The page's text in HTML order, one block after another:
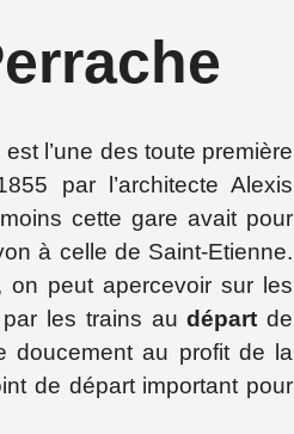
est l’une des toute première
par l’architecte Alexis
cette gare avait pour
à celle de Saint-Etienne.
on peut apercevoir sur les
par les trains audépart de
doucement au profit de la
de départ important pour